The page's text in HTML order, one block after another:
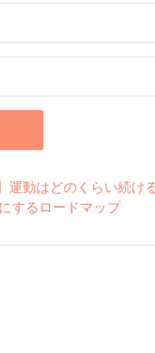
運動はどのくらい続け
するロードマップ